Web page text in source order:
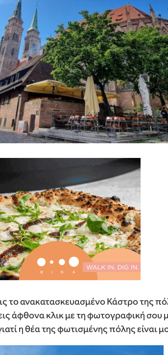
το ανακατασκευασμένο Κάστρο της
άφθονα κλικ με τη φωτογραφική σου
η θέα της φωτισμένης πόλης είναι